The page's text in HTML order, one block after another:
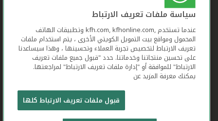
بيت التمويل الكويتي جميع الحقوق محفوظة © 2026
سياسة ملفات تعريف الارتباط
عندما تستخدم ,kfh.com, kfhonline.com وتطبيقات الهاتف
المحمول ومواقع بيت التمويل الكويتي الأخرى ، يتم استخدام ملفات
تعريف الارتباط لتخصيص تجربة العملاء وتحسينها ، وهذا سيساعدنا
على تحسين منتجاتنا وخدماتنا. حدد "قبول جميع ملفات تعريف
الارتباط" للموافقة أو "إدارة ملفات تعريف الارتباط" لمراجعتها.
يمكنك معرفة المزيد عن
قبول ملفات تعريف الارتباط كلها